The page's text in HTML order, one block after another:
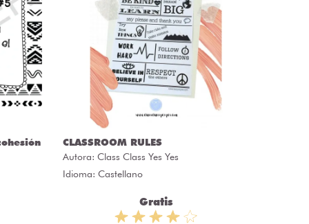
CLASSROOM RULES
Autora: Class Class Yes Yes
Idioma: Castellano
Gratis